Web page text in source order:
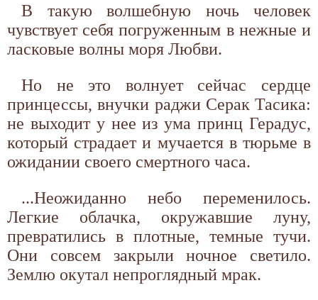
В такую волшебную ночь человек
чувствует себя погруженным в нежные и
ласковые волны моря Любви.
Но не это волнует сейчас сердце
принцессы, внучки раджи Серак Тасика:
не выходит у нее из ума принц Герадус,
который страдает и мучается в тюрьме в
ожидании своего смертного часа.
...Неожиданно небо переменилось.
Легкие облачка, окружавшие луну,
превратились в плотные, темные тучи.
Они совсем закрыли ночное светило.
Землю окутал непроглядный мрак.